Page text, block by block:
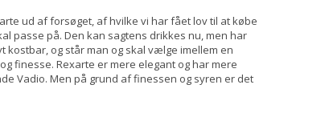
ud af forsøget, af hvilke vi har fået lov til at købe
passe på. Den kan sagtens drikkes nu, men har
og står man og skal vælge imellem en
finesse. Rexarte er mere elegant og har mere
Vadio. Men på grund af finessen og syren er det